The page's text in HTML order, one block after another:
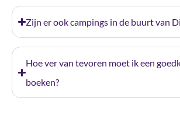
Zijn er ook campings in de buurt van
Hoe ver van tevoren moet ik een
boeken?